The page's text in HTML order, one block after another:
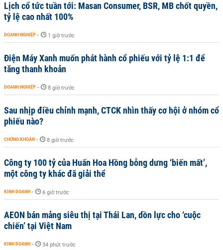
Lịch cổ tức tuần tới: Masan Consumer, BSR, MB chốt quyền,
tỷ lệ cao nhất 100%
DOANH NGHIỆP - 1 giờ trước
Điện Máy Xanh muốn phát hành cổ phiếu với tỷ lệ 1:1 để
tăng thanh khoản
DOANH NGHIỆP - 8 giờ trước
Sau nhịp điều chỉnh mạnh, CTCK nhìn thấy cơ hội ở nhóm cổ
phiếu nào?
CHỨNG KHOÁN - 8 giờ trước
Công ty 100 tỷ của Huấn Hoa Hồng bỗng dưng ‘biến mất’,
một công ty khác đã giải thể
KINH DOANH - 6 giờ trước
AEON bán mảng siêu thị tại Thái Lan, dồn lực cho ‘cuộc
chiến’ tại Việt Nam
KINH DOANH - 34 phút trước